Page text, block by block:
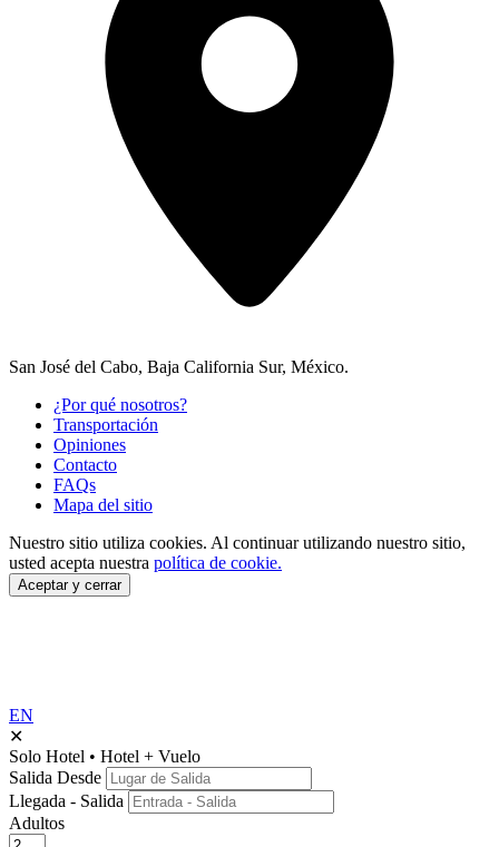
San José del Cabo, Baja California Sur, México.
¿Por qué nosotros?
Transportación
Opiniones
Contacto
FAQs
Mapa del sitio
Nuestro sitio utiliza cookies. Al continuar utilizando nuestro sitio,
usted acepta nuestra política de cookie.
Aceptar y cerrar
EN
✕
Solo Hotel • Hotel + Vuelo
Salida Desde
Llegada - Salida
Adultos